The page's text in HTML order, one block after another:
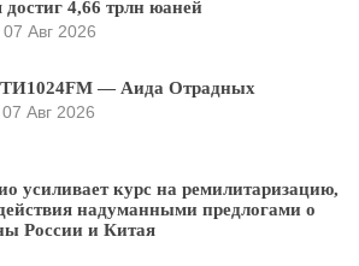
достиг 4,66 трлн юаней
07 Авг 2026
— Аида Отрадных
07 Авг 2026
усиливает курс на ремилитаризацию,
надуманными предлогами о
России и Китая